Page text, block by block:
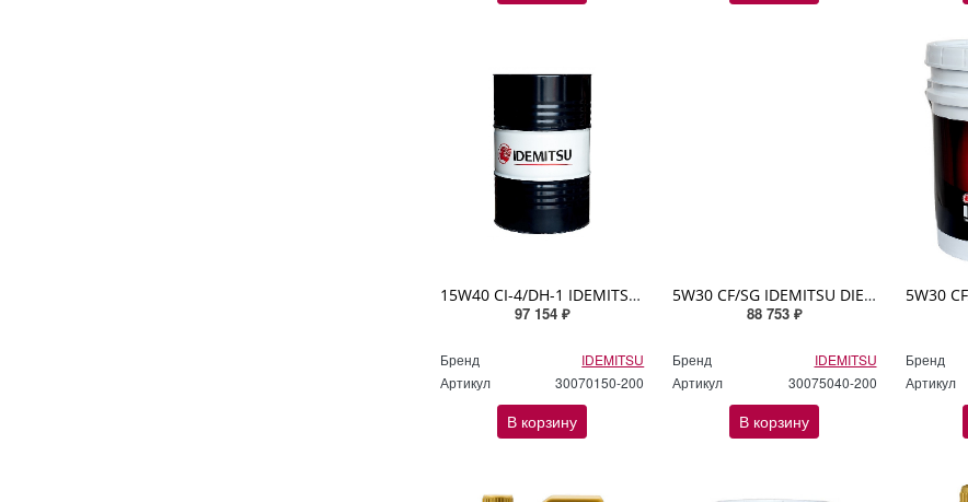
15W40 CI-4/DH-1 IDEMITSU DIESEL OIL 200л
97 154 ₽
Бренд
IDEMITSU
Артикул
30070150-200
В корзину
5W30 CF/SG IDEMITSU DIESEL OIL 200л
88 753 ₽
Бренд
IDEMITSU
Артикул
30075040-200
В корзину
Бренд
Артикул